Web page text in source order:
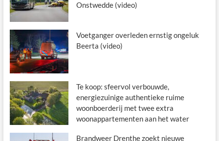
Onstwedde (video)
Voetganger overleden ernstig ongeluk
Beerta (video)
Te koop: sfeervol verbouwde,
energiezuinige authentieke ruime
woonboerderij met twee extra
woonappartementen aan het water
Brandweer Drenthe zoekt nieuwe